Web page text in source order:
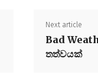
Next article
Bad
තත්වයක්